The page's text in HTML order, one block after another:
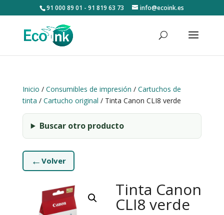
91 000 89 01 - 91 819 63 73 info@ecoink.es
Inicio / Consumibles de impresión / Cartuchos de
tinta / Cartucho original / Tinta Canon CLI8 verde
Buscar otro producto
← Volver
Tinta Canon
CLI8 verde